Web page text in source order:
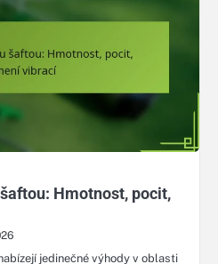
Hmotnost, pocit,
jedinečné výhody v oblasti